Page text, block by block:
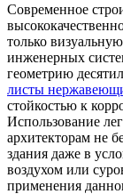
Современное
только
инженерных
геометрию
листы
стойкостью к
Использование
архитекторам не
здания даже в
воздухом или
применения